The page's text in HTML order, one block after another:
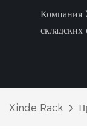
Компания
Xinde Rack